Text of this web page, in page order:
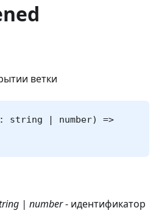
ветки
string | number) =>
| number- идентификатор